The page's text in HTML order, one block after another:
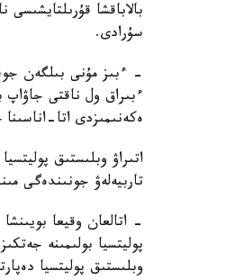
بالاباقشا
سۇرادى.
- ءبىز مۇنى بىلگەن
ءبىراق ول ناقتى جاۋاپ
ەكەنىمىزدى اتا-
اتىراۋ وبلىستىق
تاربيەلەۋ جونىندەگى
- اتالعان وقيعا
پوليتسيا بولىمىنە
وبلىستىق پوليتسيا